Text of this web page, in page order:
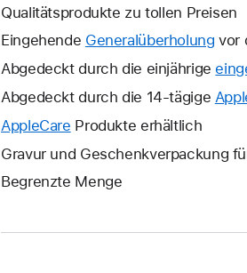
Qualitätsprodukte zu tollen Preisen
Eingehende Generalüberholung vor
Abgedeckt durch die einjährige
Abgedeckt durch die 14-tägige
AppleCare Ein
neues
wird
Produkte erhältlich
Gravur und Geschenkverpackung
Begrenzte Menge